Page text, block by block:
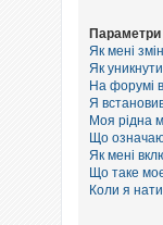
Як мені
Як
На форумі
Я
Моя рідна
Що
Як мені
Що таке
Коли я